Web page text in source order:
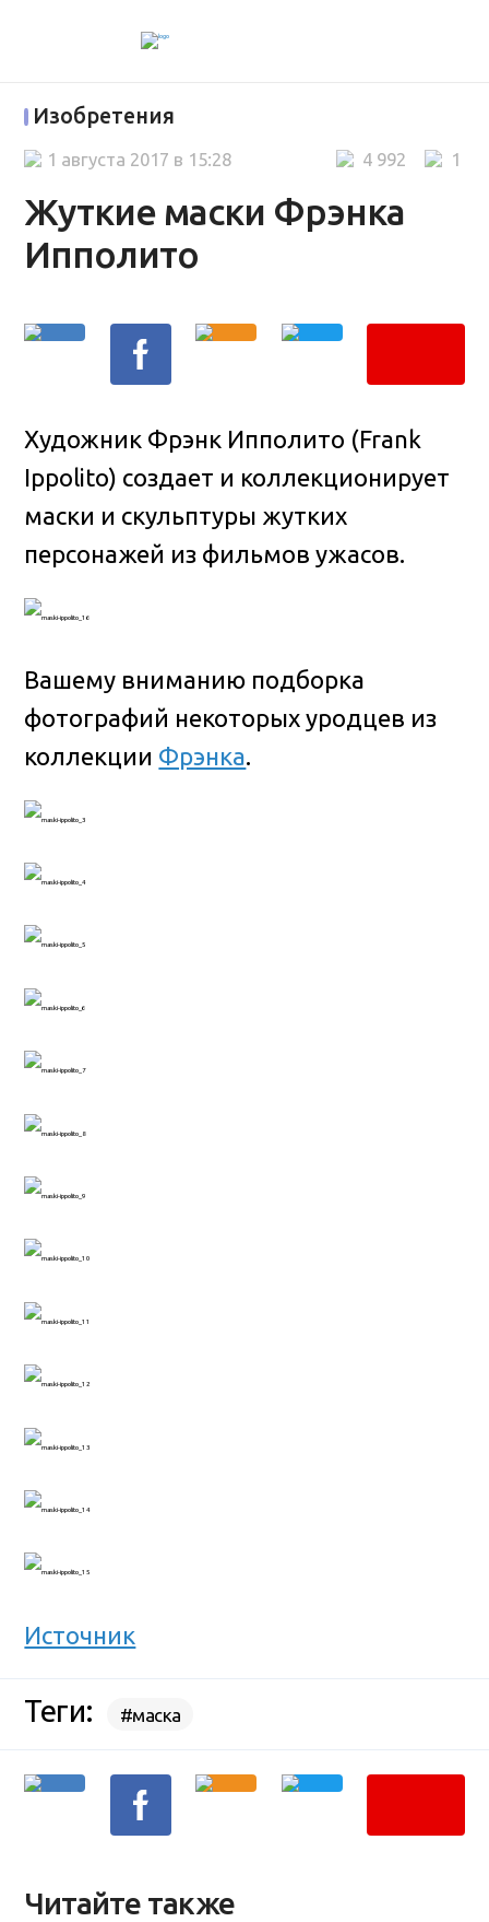
Изобретения
Жуткие маски Фрэнка
Ипполито
1
4 992
1 августа 2017 в 15:28
Художник Фрэнк Ипполито (Frank
Ippolito) создает и коллекционирует
маски и скульптуры жутких
персонажей из фильмов ужасов.
Вашему вниманию подборка
фотографий некоторых уродцев из
коллекции Фрэнка.
Источник
Теги: #маска
Читайте также